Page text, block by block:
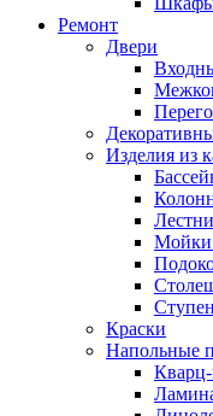
Ремонт
Двери
Изделия из
Мойки
Краски
Напольные